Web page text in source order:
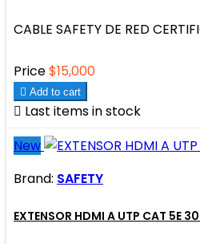
CABLE SAFETY DE RED
Price$15,000
 Add to cart
 Last items in stock
New
Brand: SAFETY
EXTENSOR HDMI A UTP CAT 5E